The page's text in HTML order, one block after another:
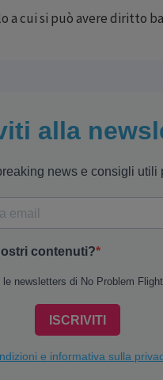
a cui si può avere diritto